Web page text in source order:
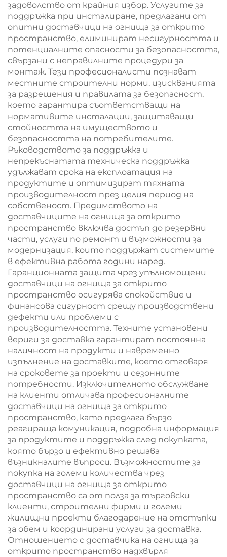
задоволство от крайния избор. Услугите за
поддръжка при инсталиране, предлагани от
опитни доставчици на огнища за открито
пространство, елиминират несигурността и
потенциалните опасности за безопасността,
свързани с неправилните процедури за
монтаж. Тези професионалисти познават
местните строителни норми, изискванията
за разрешения и правилата за безопасност,
което гарантира съответстващи на
нормативите инсталации, защитаващи
стойността на имуществото и
безопасността на потребителите.
Ръководството за поддръжка и
непрекъснатата техническа поддръжка
удължават срока на експлоатация на
продуктите и оптимизират тяхната
производителност през целия период на
собственост. Предимството на
доставчиците на огнища за открито
пространство включва достъп до резервни
части, услуги по ремонт и възможности за
модернизация, които поддържат системите
в ефективна работа години наред.
Гаранционната защита чрез упълномощени
доставчици на огнища за открито
пространство осигурява спокойствие и
финансова сигурност срещу производствени
дефекти или проблеми с
производителността. Техните установени
вериги за доставка гарантират постоянна
наличност на продукти и навременно
изпълнение на доставките, което отговаря
на сроковете за проекти и сезонните
потребности. Изключителното обслужване
на клиенти отличава професионалните
доставчици на огнища за открито
пространство, като предлага бързо
реагираща комуникация, подробна информация
за продуктите и поддръжка след покупката,
която бързо и ефективно решава
възникналите въпроси. Възможностите за
покупка на големи количества чрез
доставчици на огнища за открито
пространство са от полза за търговски
клиенти, строителни фирми и големи
жилищни проекти благодарение на отстъпки
за обем и координирани услуги за доставка.
Отношението с доставчика на огнища за
открито пространство надхвърля